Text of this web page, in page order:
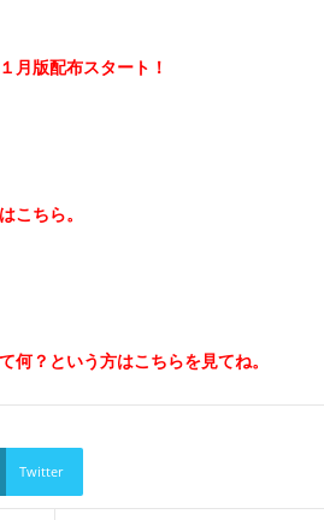
月版配布スタート！
こちら。
何？という方はこちらを見てね。
Twitter